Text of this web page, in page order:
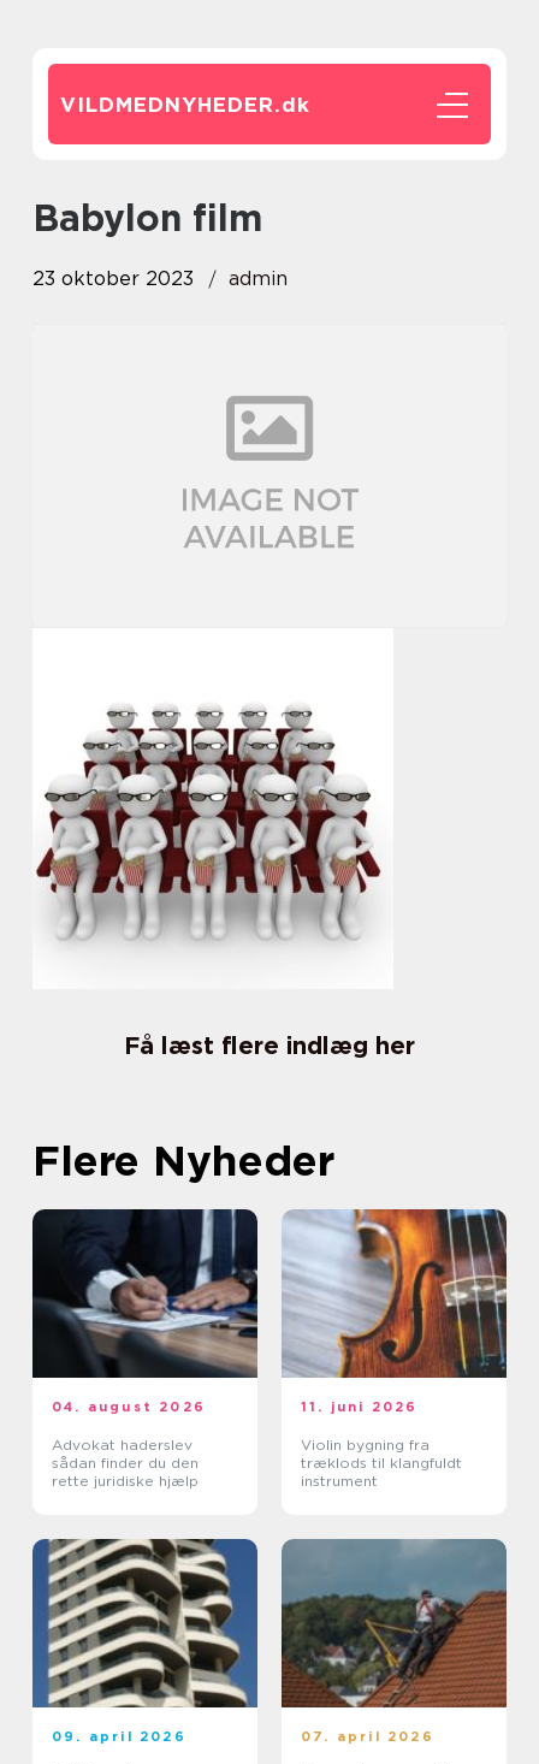
VILDMEDNYHEDER.dk
babylon film
23 oktober 2023 admin
Få læst flere indlæg her
Flere Nyheder
04. august 2026
Advokat haderslev
sådan finder du den
rette juridiske hjælp
11. juni 2026
Violin bygning fra
træklods til klangfuldt
instrument
09. april 2026 07. april 2026